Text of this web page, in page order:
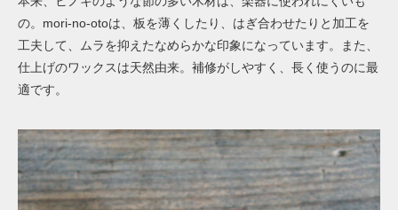
の。mori-no-otoは、板を薄くしたり、はぎ合わせたりと加工を
工夫して、ムラを抑えたなめらかな印象になっています。また、
仕上げのワックスは天然由来。補修がしやすく、長く使うのに最
適です。